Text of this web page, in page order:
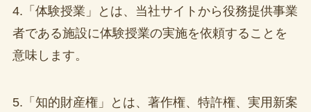
4.「体験授業」とは、当社サイトから役務提供事業
者である施設に体験授業の実施を依頼することを
意味します。
5.「知的財産権」とは、著作権、特許権、実用新案